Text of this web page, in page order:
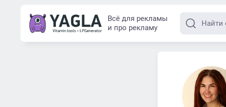
Всё для рекламы
и про рекламу